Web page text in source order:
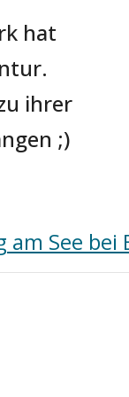
hat
ihrer
;)
See bei